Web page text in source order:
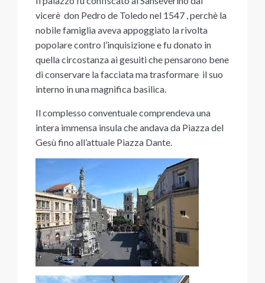
vicerè don Pedro de Toledo nel 1547 , perchè la
nobile famiglia aveva appoggiato la rivolta
popolare contro l’inquisizione e fu donato in
quella circostanza ai gesuiti che pensarono bene
di conservare la facciata ma trasformare il suo
interno in una magnifica basilica.
Il complesso conventuale comprendeva una
intera immensa insula che andava da Piazza del
Gesù fino all’attuale Piazza Dante.